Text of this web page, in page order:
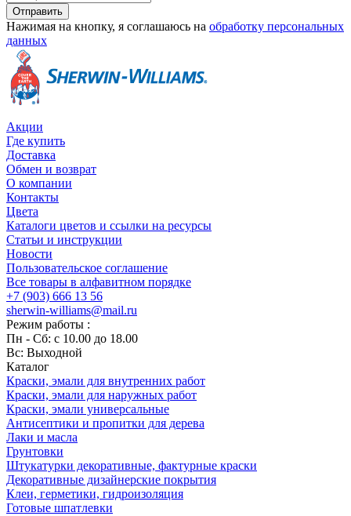
Отправить
Нажимая на кнопку, я соглашаюсь на обработку персональных
данных
Акции
Где купить
Доставка
Обмен и возврат
О компании
Контакты
Цвета
Каталоги цветов и ссылки на ресурсы
Статьи и инструкции
Новости
Пользовательское соглашение
Все товары в алфавитном порядке
+7 (903) 666 13 56
sherwin-williams@mail.ru
Режим работы :
Пн - Сб: с 10.00 до 18.00
Вс: Выходной
Каталог
Краски, эмали для внутренних работ
Краски, эмали для наружных работ
Краски, эмали универсальные
Антисептики и пропитки для дерева
Лаки и масла
Грунтовки
Штукатурки декоративные, фактурные краски
Декоративные дизайнерские покрытия
Клеи, герметики, гидроизоляция
Готовые шпатлевки